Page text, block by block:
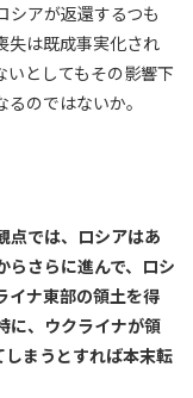
シアが返還するつも
失は既成事実化され
いとしてもその影響下
のではないか。
点では、ロシアはあ
らさらに進んで、ロシ
イナ東部の領土を得
に、ウクライナが領
まうとすれば本末転